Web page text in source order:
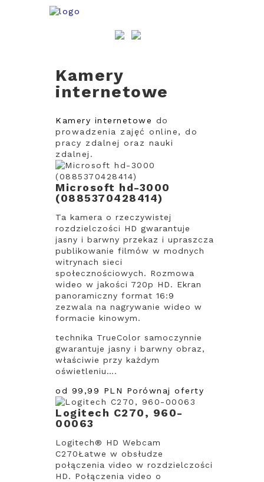
Kamery
internetowe
Kamery internetowe do
prowadzenia zajęć online, do
pracy zdalnej oraz nauki
zdalnej.
Microsoft hd-3000
(0885370428414)
Ta kamera o rzeczywistej
rozdzielczości HD gwarantuje
jasny i barwny przekaz i upraszcza
publikowanie filmów w modnych
witrynach sieci
społecznościowych. Rozmowa
wideo w jakości 720p HD. Ekran
panoramiczny format 16:9
zezwala na nagrywanie wideo w
formacie kinowym.
technika TrueColor samoczynnie
gwarantuje jasny i barwny obraz,
właściwie przy każdym
oświetleniu….
od 99,99 PLN Porównaj oferty
Logitech C270, 960-
00063
Logitech® HD Webcam
C270Łatwe w obsłudze
połączenia video w rozdzielczości
HD. Połączenia video o